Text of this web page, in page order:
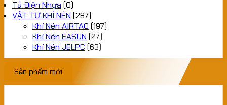
Tủ Điện Nhựa (0)
VẬT TƯ KHÍ NÉN (287)
Khí Nén AIRTAC (197)
Khí Nén EASUN (27)
Khí Nén JELPC (63)
Sản phẩm mới